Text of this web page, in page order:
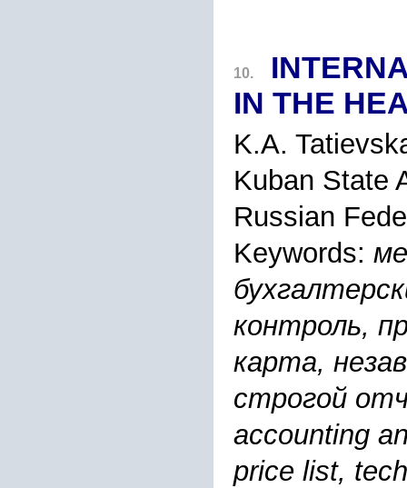
10.
IN THE
K.A.
Kuban State
Russian
Keywords:
контроль,
карта,
строгой
accounting
price list,